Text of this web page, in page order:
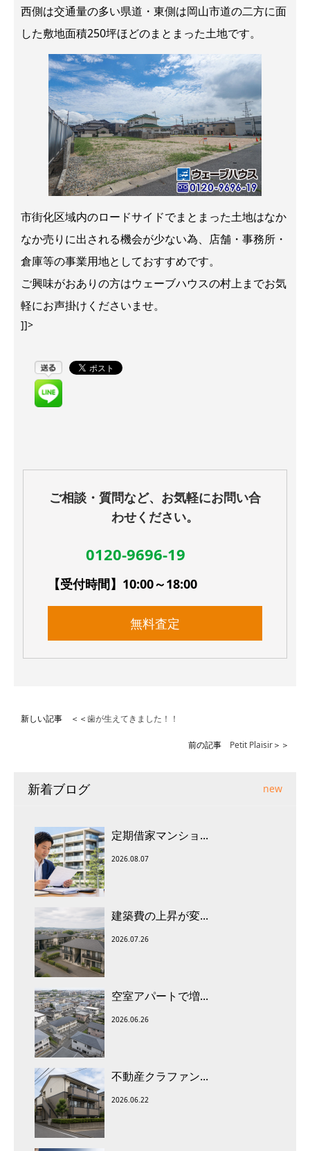
西側は交通量の多い県道・東側は岡山市道の二方に面
した敷地面積250坪ほどのまとまった土地です。
市街化区域内のロードサイドでまとまった土地はなか
なか売りに出される機会が少ない為、店舗・事務所・
倉庫等の事業用地としておすすめです。
ご興味がおありの方はウェーブハウスの村上までお気
軽にお声掛けくださいませ。
]]>
ご相談・質問など、お気軽にお問い合
わせください。
0120-9696-19
【受付時間】10:00～18:00
無料査定
新しい記事 ＜＜歯が生えてきました！！
前の記事 Petit Plaisir＞＞
新着ブログ new
定期借家マンショ...
2026.08.07
建築費の上昇が変...
2026.07.26
空室アパートで増...
2026.06.26
不動産クラファン...
2026.06.22